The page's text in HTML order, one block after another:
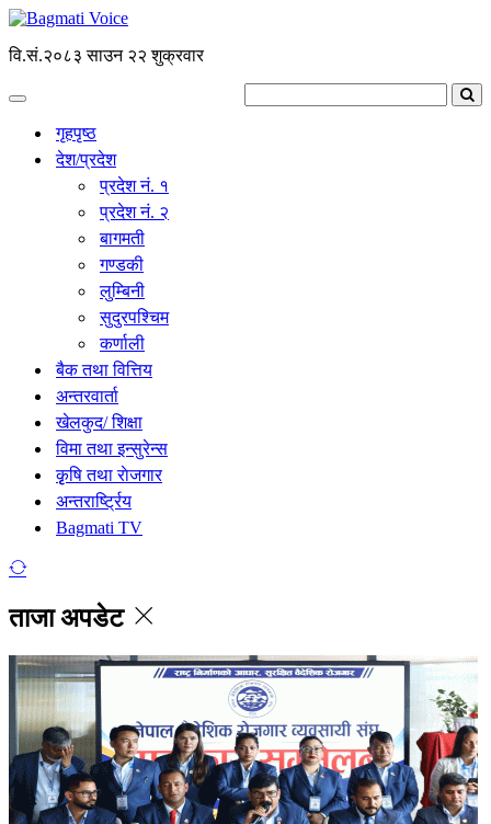
वि.सं.२०८३ साउन २२ शुक्रवार
गृहपृष्ठ
देश/प्रदेश
प्रदेश नं. १
प्रदेश नं. २
बागमती
गण्डकी
लुम्बिनी
सुदुरपश्चिम
कर्णाली
बैक तथा वित्तिय
अन्तरवार्ता
खेलकुद/ शिक्षा
विमा तथा इन्सुरेन्स
कृृषि तथा राेजगार
अन्तरार्ष्ट्रिय
Bagmati TV
ताजा अपडेट